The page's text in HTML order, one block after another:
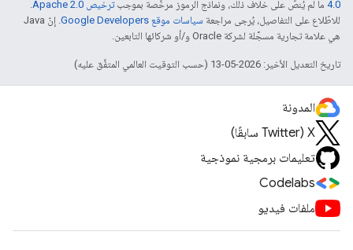
4.0‏ ما لم يُنصّ على خلاف ذلك، ونماذج الرموز مرخّصة بموجبترخيص Apache 2.0‏
.
للاطّلاع على التفاصيل، يُرجى مراجعة سياسات موقع Google Developers‏
. إنّ Java
هي علامة تجارية مسجَّلة لشركة Oracle و/أو شركائها التابعين.
تاريخ التعديل الأخير: 2026-05-13 (حسب التوقيت العالمي المتفَّق عليه)
المدونة
‫X ‏(Twitter سابقًا)
تعليمات برمجية نموذجية
Codelabs
ملفات فيديو